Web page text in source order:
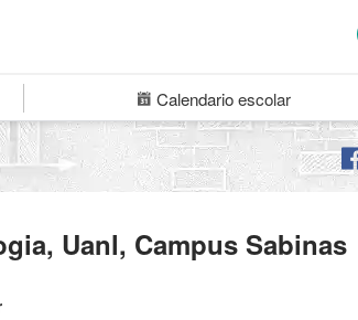
Calendarioescolar
Uanl, Campus Sabinas